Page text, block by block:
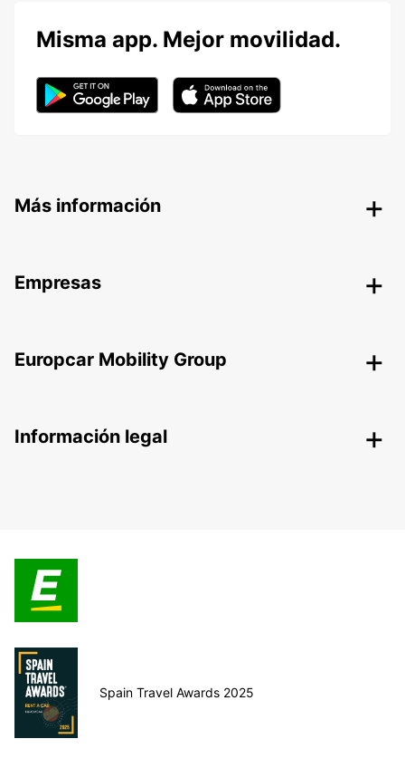
Misma app. Mejor movilidad.
Más información
Empresas
Europcar Mobility Group
Información legal
Spain Travel Awards 2025